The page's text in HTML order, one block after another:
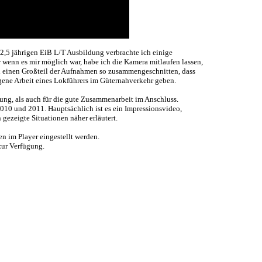
jährigen EiB L/T Ausbildung verbrachte ich einige
es mir möglich war, habe ich die Kamera mitlaufen lassen,
Großteil der Aufnahmen so zusammengeschnitten, dass
Arbeit eines Lokführers im Güternahverkehr geben.
als auch für die gute Zusammenarbeit im Anschluss.
und 2011. Hauptsächlich ist es ein Impressionsvideo,
Situationen näher erläutert.
im Player eingestellt werden.
Verfügung.